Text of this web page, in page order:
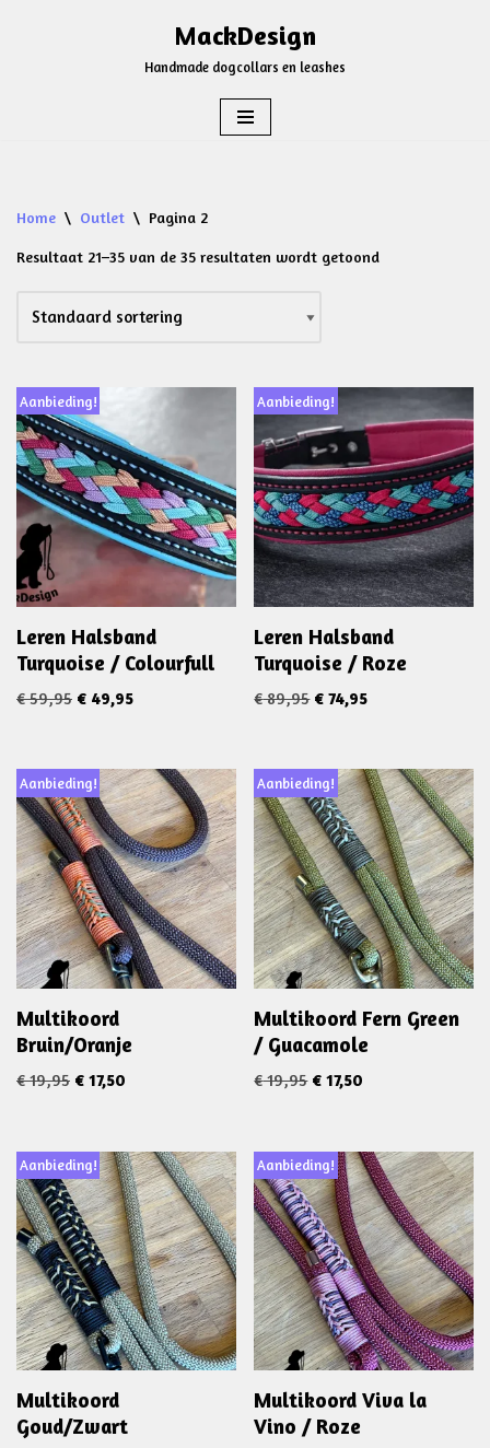
MackDesign
Handmade dogcollars en leashes
Home \ Outlet \ Pagina 2
Resultaat 21–35 van de 35 resultaten wordt getoond
Aanbieding!
Leren Halsband
Turquoise / Colourfull
€59,95 € 49,95
Aanbieding!
Leren Halsband
Turquoise / Roze
€89,95 € 74,95
Aanbieding!
Multikoord
Bruin/Oranje
€19,95 € 17,50
Aanbieding!
Multikoord Fern Green
/ Guacamole
€19,95 € 17,50
Aanbieding!
Multikoord
Goud/Zwart
Aanbieding!
Multikoord Viva la
Vino / Roze